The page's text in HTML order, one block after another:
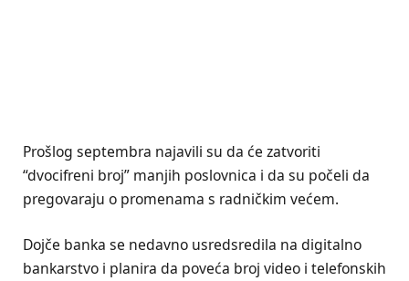
Prošlog septembra najavili su da će zatvoriti
“dvocifreni broj” manjih poslovnica i da su počeli da
pregovaraju o promenama s radničkim većem.
Dojče banka se nedavno usredsredila na digitalno
bankarstvo i planira da poveća broj video i telefonskih